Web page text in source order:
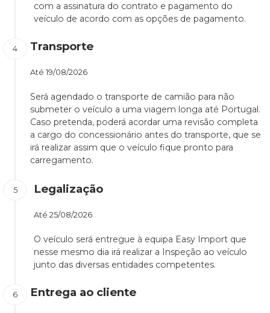
com a assinatura do contrato e pagamento do
veículo de acordo com as opções de pagamento.
Transporte
Até 19/08/2026
Será agendado o transporte de camião para não
submeter o veículo a uma viagem longa até Portugal.
Caso pretenda, poderá acordar uma revisão completa
a cargo do concessionário antes do transporte, que se
irá realizar assim que o veículo fique pronto para
carregamento.
Legalização
Até 25/08/2026
O veículo será entregue à equipa Easy Import que
nesse mesmo dia irá realizar a Inspeção ao veículo
junto das diversas entidades competentes.
Entrega ao cliente